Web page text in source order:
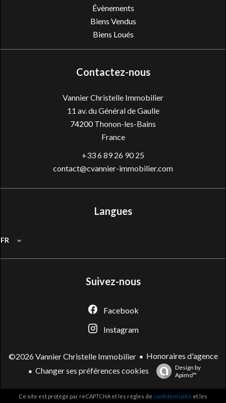
Évènements
Biens Vendus
Biens Loués
Contactez-nous
Vannier Christelle Immobilier
11 av. du Général de Gaulle
74200Thonon-les-Bains
France
+33 6 89 26 90 25
contact@cvannier-immobilier.com
Langues
FR
Suivez-nous
Facebook
Instagram
©2026 Vannier Christelle Immobilier
Honoraires d'agence
Changer ses préférences cookies
Design by
Apimo™
Ce site est protégé par reCAPTCHA et les règles de confidentialité et les